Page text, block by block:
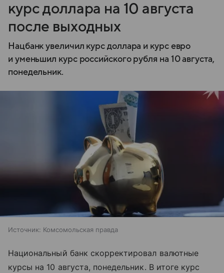
курс доллара на 10 августа
после выходных
Нацбанк увеличил курс доллара и курс евро
и уменьшил курс российского рубля на 10 августа,
понедельник.
Источник: Комсомольская правда
Национальный банк скорректировал валютные
курсы на 10 августа, понедельник. В итоге курс